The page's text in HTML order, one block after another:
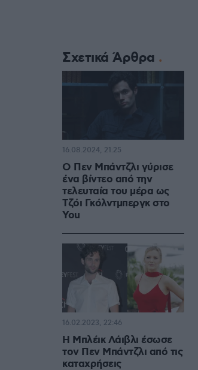
Σχετικά Άρθρα
Ο Πεν Μπάντζλι γύρισε
ένα βίντεο από την
τελευταία του μέρα ως
Τζόι Γκόλντμπεργκ στο
You
16.08.2024, 21:25
Η Μπλέικ Λάιβλι έσωσε
τον Πεν Μπάντζλι από τις
καταχρήσεις
16.02.2023, 22:46